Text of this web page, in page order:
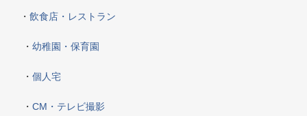
・ 飲食店・レストラン
・ 幼稚園・保育園
・ 個人宅
・ CM・テレビ撮影